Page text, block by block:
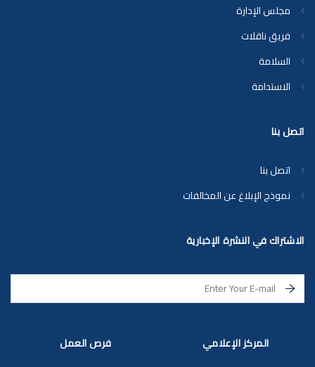
اتصل بنا
اتصل بنا
نموذج الإبلاغ عن المخالفات
الاشتراك في النشرة الإخبارية
فرص العمل المركز الإعلامي
مجلس الإدارة
فريق ناقلات
السلامة
الاستدامة